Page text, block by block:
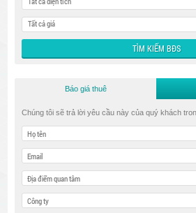
Tất cả giá
Báo giá thuê
Chúng tôi sẽ trả lời yêu cầu này của quý khách